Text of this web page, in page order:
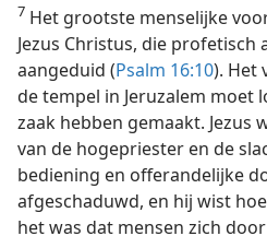
7 Het grootste menselijke
Jezus Christus, die profetisch
aangeduid (Psalm 16:10). Het
de tempel in Jeruzalem moet
zaak hebben gemaakt. Jezus
van de hogepriester en de
bediening en offerandelijke
afgeschaduwd, en hij wist
het was dat mensen zich